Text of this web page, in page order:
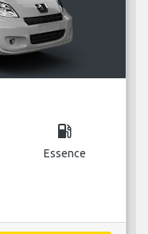
local_gas_station
Essence